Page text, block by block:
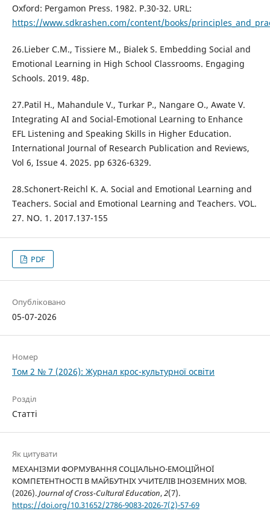
Oxford: Pergamon Press. 1982. P.30-32. URL:
https://www.sdkrashen.com/content/books/
26.Lieber C.M., Tissiere M., Bialek S. Embedding Social and
Emotional Learning in High School Classrooms. Engaging
Schools. 2019. 48p.
27.Patil H., Mahandule V., Turkar P., Nangare O., Awate V.
Integrating AI and Social-Emotional Learning to Enhance
EFL Listening and Speaking Skills in Higher Education.
International Journal of Research Publication and Reviews,
Vol 6, Issue 4. 2025. pp 6326-6329.
28.Schonert-Reichl K. A. Social and Emotional Learning and
Teachers. Social and Emotional Learning and Teachers. VOL.
27. NO. 1. 2017.137-155
PDF
Опубліковано
05-07-2026
Номер
Том 2 № 7 (2026): Журнал крос-культурної освіти
Розділ
Статті
Як цитувати
МЕХАНІЗМИ ФОРМУВАННЯ СОЦІАЛЬНО-ЕМОЦІЙНОЇ
КОМПЕТЕНТНОСТІ В МАЙБУТНІХ УЧИТЕЛІВ ІНОЗЕМНИХ МОВ.
(2026).Journal of Cross-Cultural Education,2(7).
https://doi.org/10.31652/2786-9083-2026-7(2)-57-69